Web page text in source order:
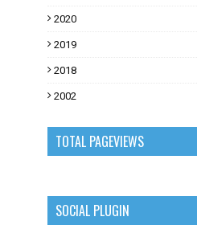
2020
2019
2018
2002
TOTAL PAGEVIEWS
SOCIAL PLUGIN